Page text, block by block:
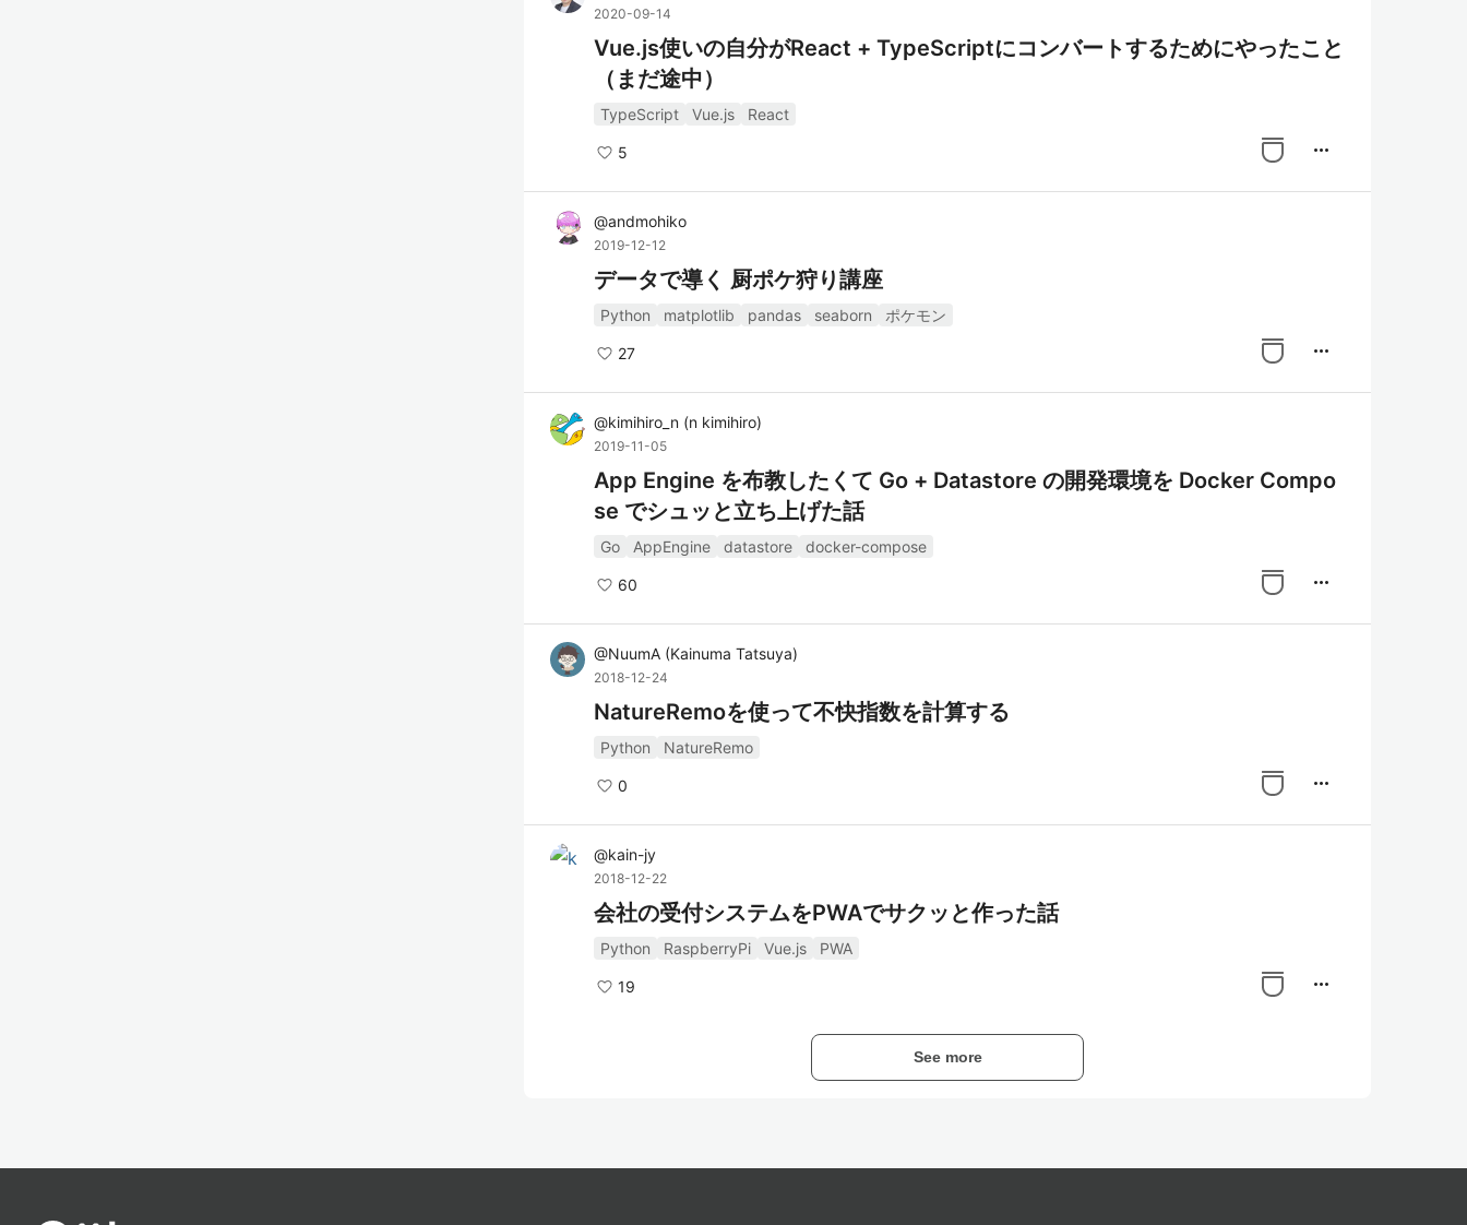
2020-09-14
Vue.js使いの自分がReact + TypeScriptにコンバートするためにやったこと
（まだ途中）
TypeScript Vue.js React
5 more_horiz
@andmohiko
2019-12-12
データで導く 厨ポケ狩り講座
Python matplotlib pandas seaborn ポケモン
27 more_horiz
@kimihiro_n (n kimihiro)
2019-11-05
App Engine を布教したくて Go + Datastore の開発環境を Docker Compo
se でシュッと立ち上げた話
Go AppEngine datastore docker-compose
60 more_horiz
@NuumA (Kainuma Tatsuya)
2018-12-24
NatureRemoを使って不快指数を計算する
Python NatureRemo
0 more_horiz
@kain-jy
2018-12-22
会社の受付システムをPWAでサクッと作った話
Python RaspberryPi Vue.js PWA
19 more_horiz
See more